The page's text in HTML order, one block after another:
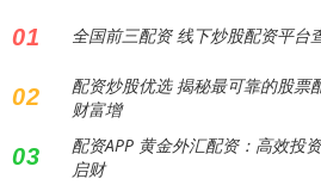
01 全国前三配资 线下炒股配资平台
02
配资炒股优选 揭秘最可靠的股票
财富增
03
配资APP 黄金外汇配资：高效投
启财